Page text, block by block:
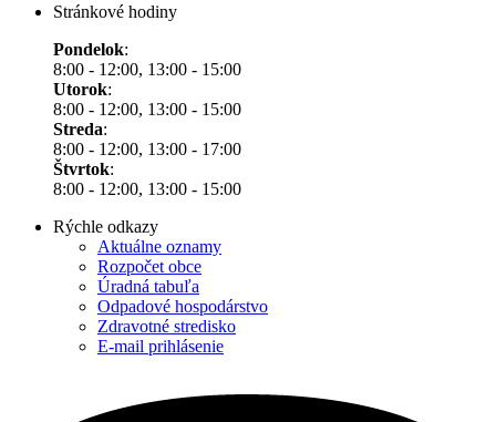
Stránkové hodiny
Pondelok:
8:00 - 12:00, 13:00 - 15:00
Utorok:
8:00 - 12:00, 13:00 - 15:00
Streda:
8:00 - 12:00, 13:00 - 17:00
Štvrtok:
8:00 - 12:00, 13:00 - 15:00
Rýchle odkazy
Aktuálne oznamy
Rozpočet obce
Úradná tabuľa
Odpadové hospodárstvo
Zdravotné stredisko
E-mail prihlásenie